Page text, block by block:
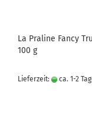
La Praline Fancy
100 g
Lieferzeit: ca. 1-2